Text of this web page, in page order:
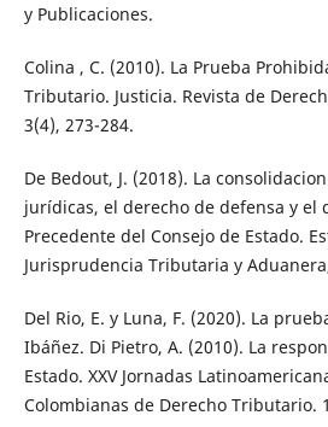
y Publicaciones.
Colina , C. (2010). La Prueba
Tributario. Justicia. Revista de
3(4), 273-284.
De Bedout, J. (2018). La
jurídicas, el derecho de defensa y el
Precedente del Consejo de Estado.
Jurisprudencia Tributaria y
Del Rio, E. y Luna, F. (2020). La
Ibáñez. Di Pietro, A. (2010). La
Estado. XXV Jornadas
Colombianas de Derecho Tributario.